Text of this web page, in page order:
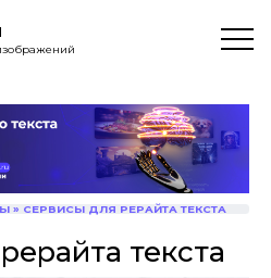
» СЕРВИСЫ ДЛЯ РЕРАЙТА ТЕКСТА
текста